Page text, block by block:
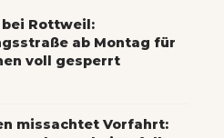
bei Rottweil:
ab Montag für
voll gesperrt
missachtet Vorfahrt: